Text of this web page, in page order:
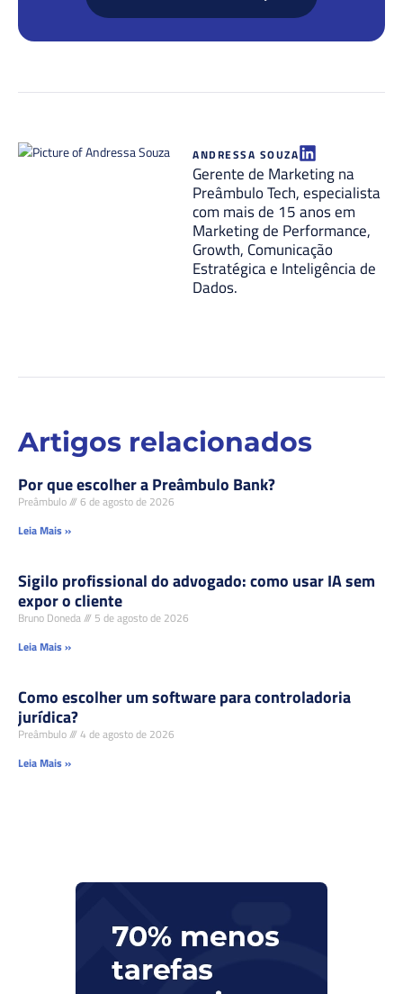
ANDRESSA SOUZA
Gerente de Marketing na
Preâmbulo Tech, especialista
com mais de 15 anos em
Marketing de Performance,
Growth, Comunicação
Estratégica e Inteligência de
Dados.
Artigos relacionados
Por que escolher a Preâmbulo Bank?
Preâmbulo
6 de agosto de 2026
Leia Mais »
Sigilo profissional do advogado: como usar IA sem
expor o cliente
Bruno Doneda
5 de agosto de 2026
Leia Mais »
Como escolher um software para controladoria
jurídica?
Preâmbulo
4 de agosto de 2026
Leia Mais »